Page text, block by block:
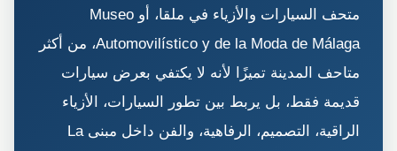
متحف السيارات والأزياء في ملقا، أو Museo
Automovilístico y de la Moda de Málaga، من أكثر
متاحف المدينة تميزًا لأنه لا يكتفي بعرض سيارات
قديمة فقط، بل يربط بين تطور السيارات، الأزياء
الراقية، التصميم، الرفاهية، والفن داخل مبنى La